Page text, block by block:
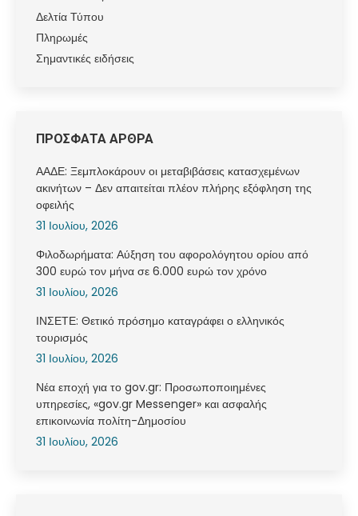
Δελτία Τύπου
Πληρωμές
Σημαντικές ειδήσεις
ΠΡΟΣΦΑΤΑ ΑΡΘΡΑ
ΑΑΔΕ: Ξεμπλοκάρουν οι μεταβιβάσεις κατασχεμένων
ακινήτων – Δεν απαιτείται πλέον πλήρης εξόφληση της
οφειλής
31 Ιουλίου, 2026
Φιλοδωρήματα: Αύξηση του αφορολόγητου ορίου από
300 ευρώ τον μήνα σε 6.000 ευρώ τον χρόνο
31 Ιουλίου, 2026
ΙΝΣΕΤΕ: Θετικό πρόσημο καταγράφει ο ελληνικός
τουρισμός
31 Ιουλίου, 2026
Νέα εποχή για το gov.gr: Προσωποποιημένες
υπηρεσίες, «gov.gr Messenger» και ασφαλής
επικοινωνία πολίτη-Δημοσίου
31 Ιουλίου, 2026